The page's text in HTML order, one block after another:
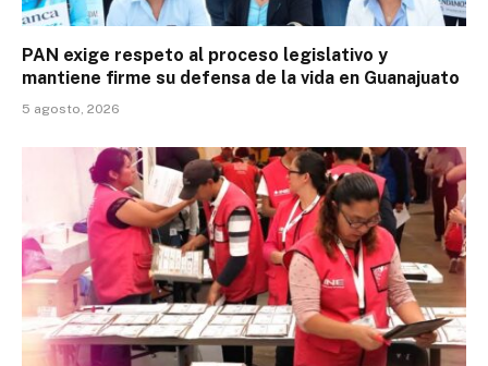
PAN exige respeto al proceso legislativo y
mantiene firme su defensa de la vida en Guanajuato
5 agosto, 2026